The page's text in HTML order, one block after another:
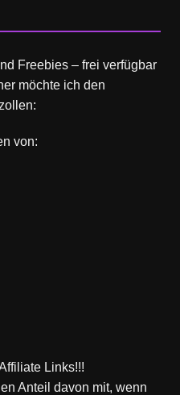
Freebies – frei verfügbar
möchte ich den
von:
Links!!!
Anteil davon mit, wenn